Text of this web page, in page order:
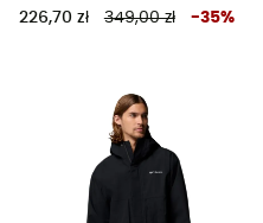
226,70 zł 349,00 zł -35%